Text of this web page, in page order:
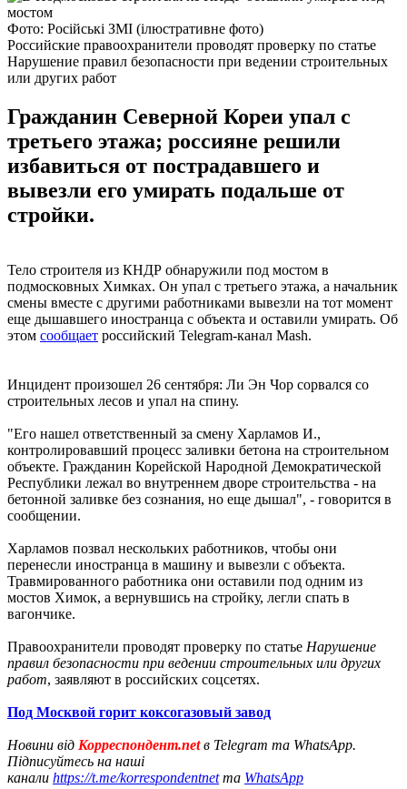
Фото: Російські ЗМІ (ілюстративне фото)
Российские правоохранители проводят проверку по статье
Нарушение правил безопасности при ведении строительных
или других работ
Гражданин Северной Кореи упал с
третьего этажа; россияне решили
избавиться от пострадавшего и
вывезли его умирать подальше от
стройки.
Тело строителя из КНДР обнаружили под мостом в
подмосковных Химках. Он упал с третьего этажа, а начальник
смены вместе с другими работниками вывезли на тот момент
еще дышавшего иностранца с объекта и оставили умирать. Об
этом сообщает российский Telegram-канал Mash.
Инцидент произошел 26 сентября: Ли Эн Чор сорвался со
строительных лесов и упал на спину.
"Его нашел ответственный за смену Харламов И.,
контролировавший процесс заливки бетона на строительном
объекте. Гражданин Корейской Народной Демократической
Республики лежал во внутреннем дворе строительства - на
бетонной заливке без сознания, но еще дышал", - говорится в
сообщении.
Харламов позвал нескольких работников, чтобы они
перенесли иностранца в машину и вывезли с объекта.
Травмированного работника они оставили под одним из
мостов Химок, а вернувшись на стройку, легли спать в
вагончике.
Правоохранители проводят проверку по статье Нарушение
правил безопасности при ведении строительных или других
работ, заявляют в российских соцсетях.
Под Москвой горит коксогазовый завод
Новини від Корреспондент.netв Telegram та WhatsApp.
Підписуйтесь на наші
канали https://t.me/korrespondentnetта WhatsApp